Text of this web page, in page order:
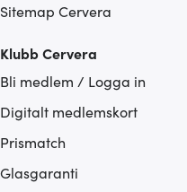
Sitemap Cervera
Klubb Cervera
Bli medlem / Logga in
Digitalt medlemskort
Prismatch
Glasgaranti